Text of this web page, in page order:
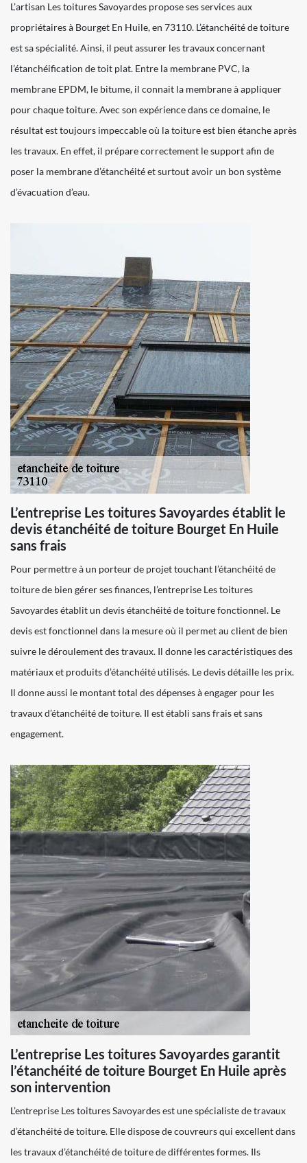
L’artisan Les toitures Savoyardes propose ses services aux
propriétaires à Bourget En Huile, en 73110. L’étanchéité de toiture
est sa spécialité. Ainsi, il peut assurer les travaux concernant
l’étanchéification de toit plat. Entre la membrane PVC, la
membrane EPDM, le bitume, il connait la membrane à appliquer
pour chaque toiture. Avec son expérience dans ce domaine, le
résultat est toujours impeccable où la toiture est bien étanche après
les travaux. En effet, il prépare correctement le support afin de
poser la membrane d’étanchéité et surtout avoir un bon système
d’évacuation d’eau.
L’entreprise Les toitures Savoyardes établit le
devis étanchéité de toiture Bourget En Huile
sans frais
Pour permettre à un porteur de projet touchant l’étanchéité de
toiture de bien gérer ses finances, l’entreprise Les toitures
Savoyardes établit un devis étanchéité de toiture fonctionnel. Le
devis est fonctionnel dans la mesure où il permet au client de bien
suivre le déroulement des travaux. Il donne les caractéristiques des
matériaux et produits d’étanchéité utilisés. Le devis détaille les prix.
Il donne aussi le montant total des dépenses à engager pour les
travaux d’étanchéité de toiture. Il est établi sans frais et sans
engagement.
L’entreprise Les toitures Savoyardes garantit
l’étanchéité de toiture Bourget En Huile après
son intervention
L’entreprise Les toitures Savoyardes est une spécialiste de travaux
d’étanchéité de toiture. Elle dispose de couvreurs qui excellent dans
les travaux d’étanchéité de toiture de différentes formes. Ils